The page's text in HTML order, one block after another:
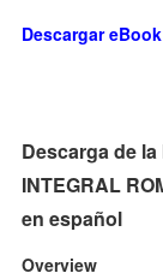
Descargar
Descarga de
INTEGRAL
en español
Overview